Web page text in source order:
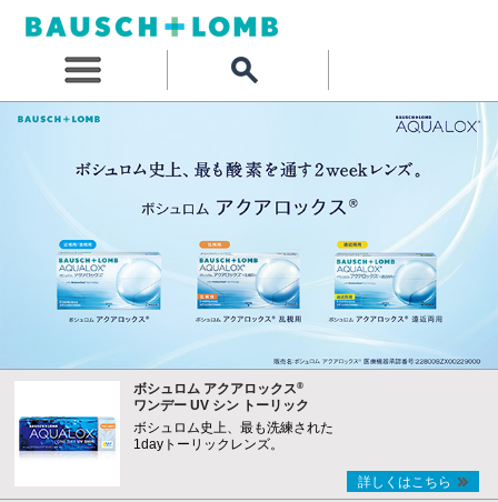
ボシュロム アクアロックス®
ワンデー UV シン トーリック
ボシュロム史上、最も洗練された
1dayトーリックレンズ。
詳しくはこちら